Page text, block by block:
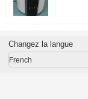
Changez la langue
French